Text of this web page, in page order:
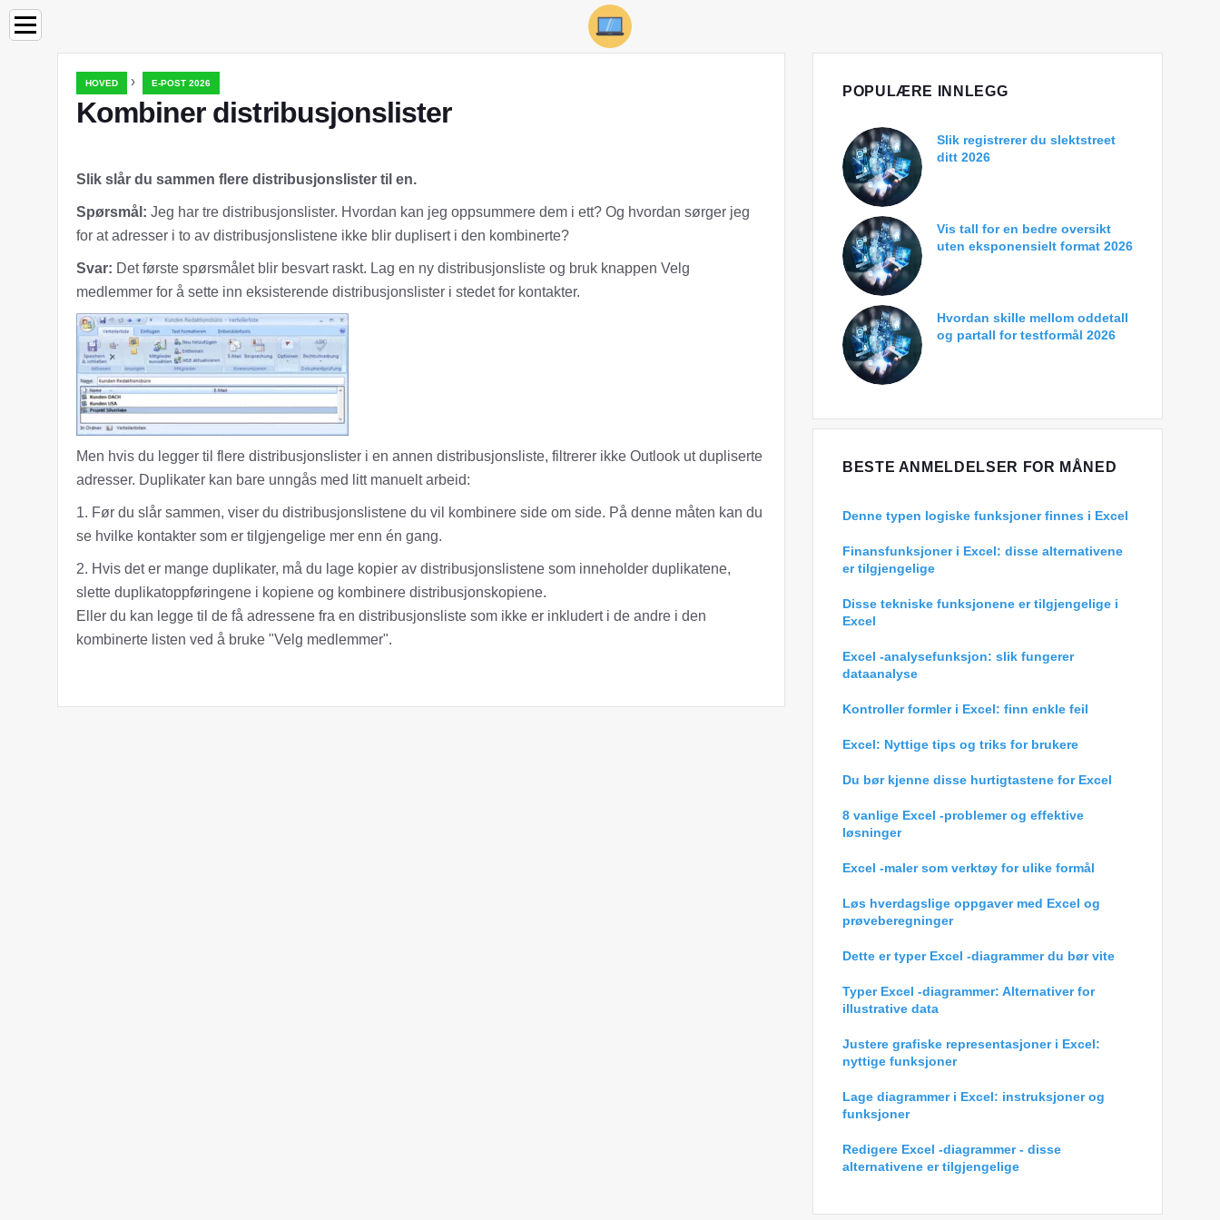
HOVED › E-POST 2026
Kombiner distribusjonslister
Slik slår du sammen flere distribusjonslister til en.
Spørsmål: Jeg har tre distribusjonslister. Hvordan kan jeg oppsummere dem i ett? Og hvordan sørger jeg
for at adresser i to av distribusjonslistene ikke blir duplisert i den kombinerte?
Svar: Det første spørsmålet blir besvart raskt. Lag en ny distribusjonsliste og bruk knappen Velg
medlemmer for å sette inn eksisterende distribusjonslister i stedet for kontakter.
Men hvis du legger til flere distribusjonslister i en annen distribusjonsliste, filtrerer ikke Outlook ut dupliserte
adresser. Duplikater kan bare unngås med litt manuelt arbeid:
1. Før du slår sammen, viser du distribusjonslistene du vil kombinere side om side. På denne måten kan du
se hvilke kontakter som er tilgjengelige mer enn én gang.
2. Hvis det er mange duplikater, må du lage kopier av distribusjonslistene som inneholder duplikatene,
slette duplikatoppføringene i kopiene og kombinere distribusjonskopiene.
Eller du kan legge til de få adressene fra en distribusjonsliste som ikke er inkludert i de andre i den
kombinerte listen ved å bruke "Velg medlemmer".
POPULÆRE INNLEGG
Slik registrerer du slektstreet
ditt 2026
Vis tall for en bedre oversikt
uten eksponensielt format 2026
Hvordan skille mellom oddetall
og partall for testformål 2026
BESTE ANMELDELSER FOR MÅNED
Denne typen logiske funksjoner finnes i Excel
Finansfunksjoner i Excel: disse alternativene
er tilgjengelige
Disse tekniske funksjonene er tilgjengelige i
Excel
Excel -analysefunksjon: slik fungerer
dataanalyse
Kontroller formler i Excel: finn enkle feil
Excel: Nyttige tips og triks for brukere
Du bør kjenne disse hurtigtastene for Excel
8 vanlige Excel -problemer og effektive
løsninger
Excel -maler som verktøy for ulike formål
Løs hverdagslige oppgaver med Excel og
prøveberegninger
Dette er typer Excel -diagrammer du bør vite
Typer Excel -diagrammer: Alternativer for
illustrative data
Justere grafiske representasjoner i Excel:
nyttige funksjoner
Lage diagrammer i Excel: instruksjoner og
funksjoner
Redigere Excel -diagrammer - disse
alternativene er tilgjengelige